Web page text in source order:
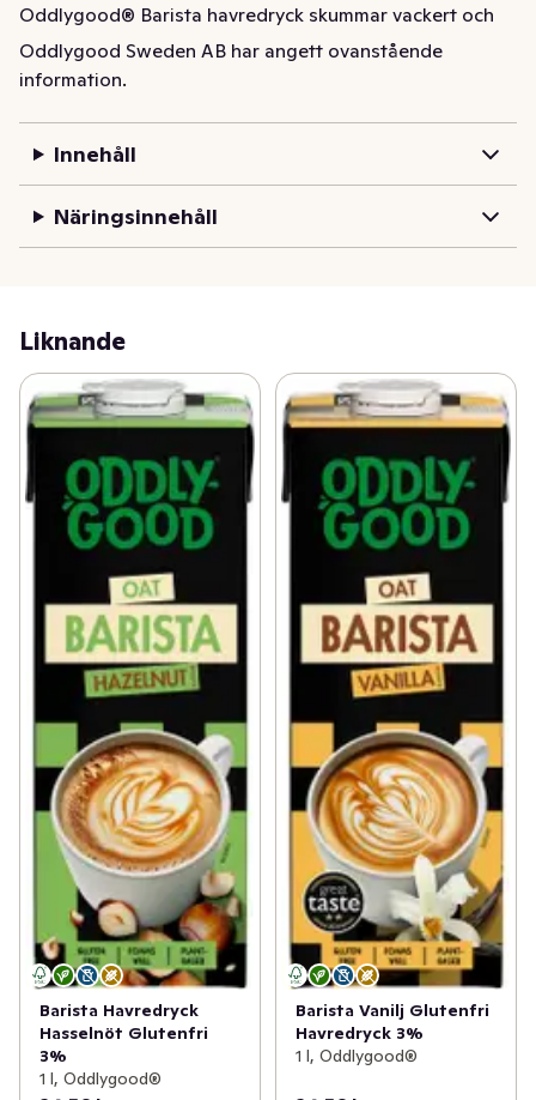
Oddlygood® Barista havredryck skummar vackert och
blandas perfekt med alla typer av kaffe. Testa den även
i iskaffe! Passar veganer och är glutenfri. Omskakas
Oddlygood Sweden AB har angett ovanstående
information.
Innehåll
Näringsinnehåll
Liknande
Barista Havredryck
Hasselnöt Glutenfri
3%
1 l, Oddlygood®
Barista Vanilj Glutenfri
Havredryck 3%
1 l, Oddlygood®